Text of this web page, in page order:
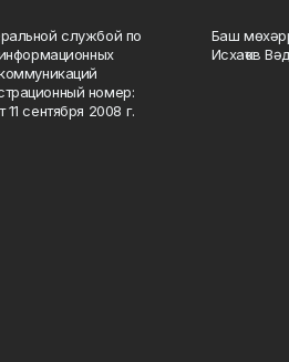
службой по
номер:
сентября 2008 г.
Баш
Исхаҡов